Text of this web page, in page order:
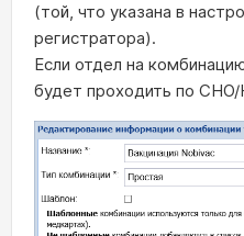
(той, что указана в
регистратора).
Если отдел на
будет проходить по